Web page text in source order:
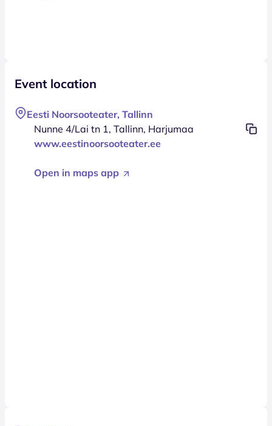
Event location
Eesti Noorsooteater, Tallinn
Nunne 4/Lai tn 1, Tallinn, Harjumaa
www.eestinoorsooteater.ee
Open in maps app